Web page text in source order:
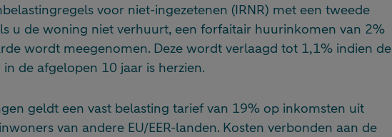
voor niet-ingezetenen (IRNR) met een tweede
u de woning niet verhuurt, een forfaitair huurinkomen van 2%
wordt meegenomen. Deze wordt verlaagd tot 1,1% indien de
de afgelopen 10 jaar is herzien.
geldt een vast belasting tarief van 19% op inkomsten uit
van andere EU/EER-landen. Kosten verbonden aan de